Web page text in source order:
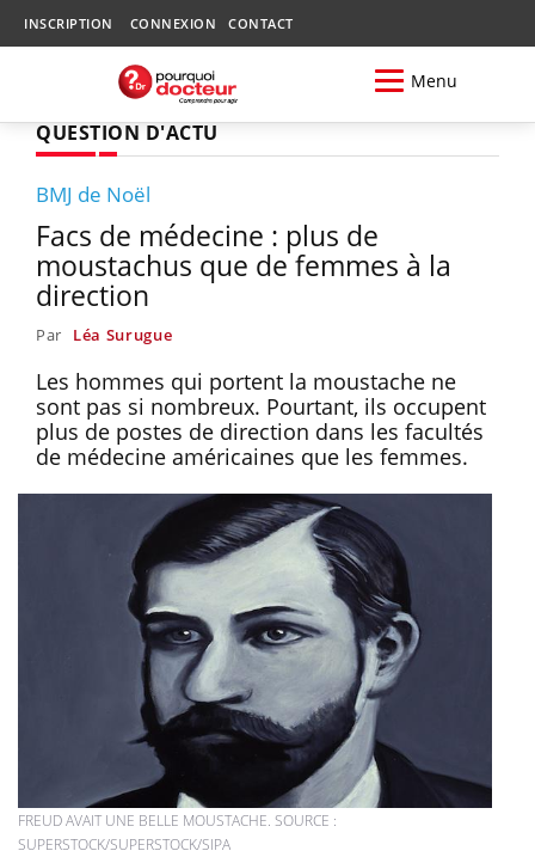
INSCRIPTION CONNEXION CONTACT
Menu
QUESTION D'ACTU
BMJ de Noël
Facs de médecine : plus de
moustachus que de femmes à la
direction
Par Léa Surugue
Les hommes qui portent la moustache ne
sont pas si nombreux. Pourtant, ils occupent
plus de postes de direction dans les facultés
de médecine américaines que les femmes.
FREUD AVAIT UNE BELLE MOUSTACHE. SOURCE :
SUPERSTOCK/SUPERSTOCK/SIPA